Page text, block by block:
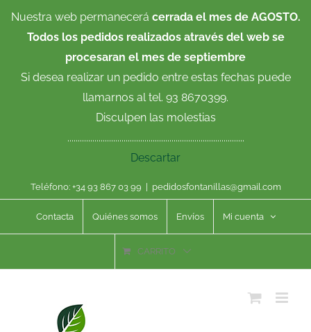
Nuestra web permanecerá cerrada el mes de AGOSTO.
Todos los pedidos realizados através del web se
procesaran el mes de septiembre
Si desea realizar un pedido entre estas fechas puede
llamarnos al tel. 93 8670399.
Disculpen las molestias
.....................................................................................
Descartar
Teléfono: +34 93 867 03 99 pedidosfontanillas@gmail.com
Contacta Quiénes somos Envíos Mi cuenta
CARRITO